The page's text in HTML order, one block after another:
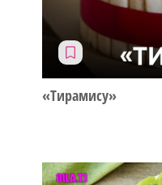
«Тирамису»